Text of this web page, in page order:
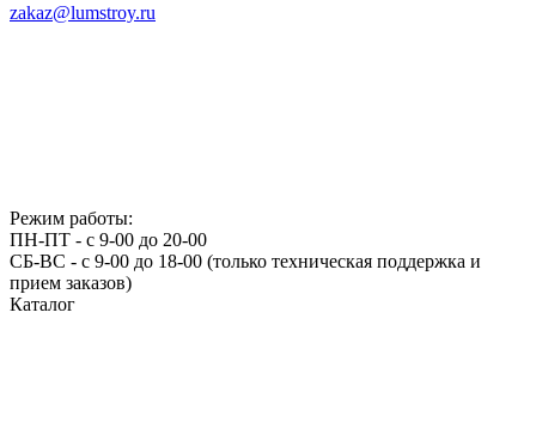
zakaz@lumstroy.ru
Режим работы:
ПН-ПТ - с 9-00 до 20-00
СБ-ВС - с 9-00 до 18-00 (только техническая поддержка и
прием заказов)
Каталог